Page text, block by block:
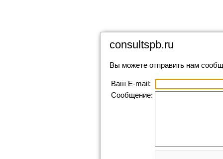
consultspb.ru
Вы можете отправить нам
Ваш E-mail:
Сообщение: